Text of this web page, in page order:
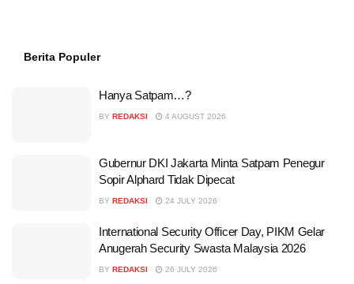
Berita Populer
Hanya Satpam…?
BY REDAKSI 4 AUGUST 2026
Gubernur DKI Jakarta Minta Satpam Penegur
Sopir Alphard Tidak Dipecat
BY REDAKSI 24 JULY 2026
International Security Officer Day, PIKM Gelar
Anugerah Security Swasta Malaysia 2026
BY REDAKSI 26 JULY 2026